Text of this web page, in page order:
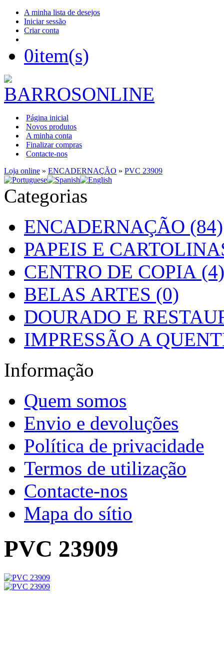
A minha lista de desejos
Iniciar sessão
Criar conta
0item(s)
Página inicial
Novos produtos
A minha conta
Finalizar compras
Contacte-nos
Loja online » ENCADERNAÇÃO » PVC 23909
Categorias
ENCADERNAÇÃO (84)
PAPEIS E
CENTRO DE COPIA (4)
BELAS ARTES (0)
DOURADO E
IMPRESSÃO A
Informação
Quem somos
Envio e devoluções
Política de privacidade
Termos de utilização
Contacte-nos
Mapa do sítio
PVC 23909